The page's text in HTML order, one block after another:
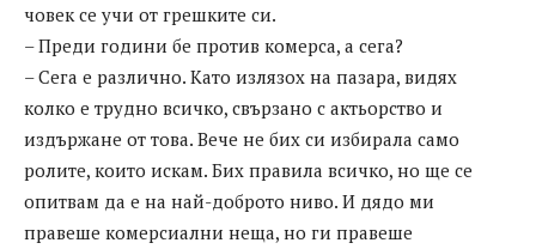
човек се учи от грешките си.
– Преди години бе против комерса, а сега?
– Сега е различно. Като излязох на пазара, видях
колко е трудно всичко, свързано с актьорство и
издържане от това. Вече не бих си избирала само
ролите, които искам. Бих правила всичко, но ще се
опитвам да е на най-доброто ниво. И дядо ми
правеше комерсиални неща, но ги правеше